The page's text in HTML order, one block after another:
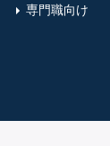
専門職向け